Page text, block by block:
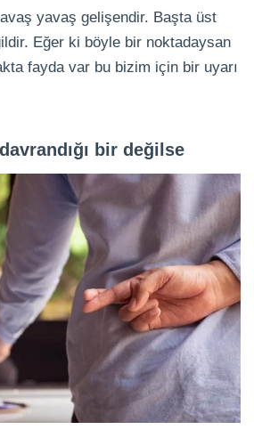
yavaş gelişendir. Başta üst
Eğer ki böyle bir noktadaysan
fayda var bu bizim için bir uyarı
bir değilse